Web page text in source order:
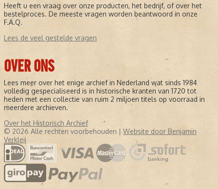
Heeft u een vraag over onze producten, het bedrijf, of over het
bestelproces. De meeste vragen worden beantwoord in onze
F.A.Q.
Lees de veel gestelde vragen
OVER ONS
Lees meer over het enige archief in Nederland wat sinds 1984
volledig gespecialiseerd is in historische kranten van 1720 tot
heden met een collectie van ruim 2 miljoen titels op voorraad in
meerdere archieven.
Over het Historisch Archief
© 2026 Alle rechten voorbehouden | Website door Benjamin
Verkleij